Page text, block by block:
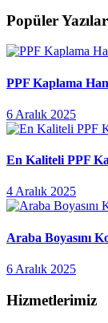
Popüler Yazılar
PPF Kaplama
6 Aralık 2025
En Kaliteli PPF
4 Aralık 2025
Araba Boyasını
6 Aralık 2025
Hizmetlerimiz